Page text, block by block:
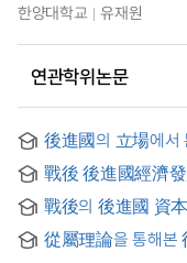
한양대학교 유재원
연관학위논문
後進國의 立場에서
後進國에 있어서
中心으로
戰後 後進國經濟
後進國經濟發展에
economic
the post-war
戰後의 後進國 資
先進國 獨占資本
levelopment of
從屬理論을 통해본